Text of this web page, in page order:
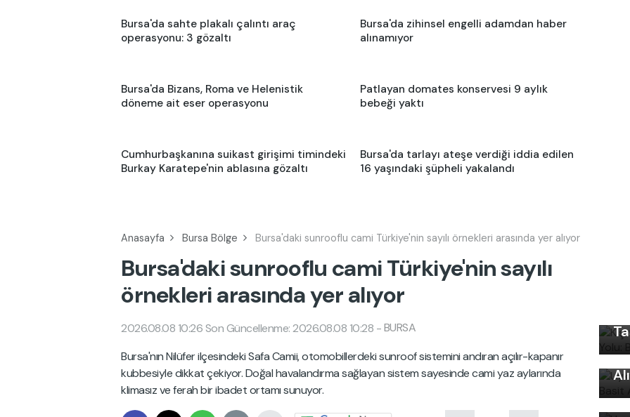
Bursa'da sahte plakalı çalıntı araç
operasyonu: 3 gözaltı
Bursa'da zihinsel engelli adamdan haber
alınamıyor
Bursa'da Bizans, Roma ve Helenistik
döneme ait eser operasyonu
Patlayan domates konservesi 9 aylık
bebeği yaktı
Cumhurbaşkanına suikast girişimi timindeki
Burkay Karatepe'nin ablasına gözaltı
Bursa'da tarlayı ateşe verdiği iddia edilen
16 yaşındaki şüpheli yakalandı
Anasayfa Bursa Bölge Bursa'daki sunrooflu cami Türkiye'nin sayılı örnekleri arasında yer alıyor
Bursa'daki sunrooflu cami Türkiye'nin sayılı
örnekleri arasında yer alıyor
2026.08.08 10:26 Son Güncellenme: 2026.08.08 10:28 -BURSA
Bursa'nın Nilüfer ilçesindeki Safa Camii, otomobillerdeki sunroof sistemini andıran açılır-kapanır
kubbesiyle dikkat çekiyor. Doğal havalandırma sağlayan sistem sayesinde cami yaz aylarında
klimasız ve ferah bir ibadet ortamı sunuyor.